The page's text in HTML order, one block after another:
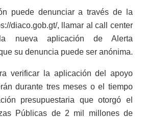
puede denunciar a través de la
diaco.gob.gt/, llamar al call center
nueva aplicación de Alerta
su denuncia puede ser anónima.
verificar la aplicación del apoyo
durante tres meses o el tiempo
presupuestaria que otorgó el
Públicas de 2 mil millones de